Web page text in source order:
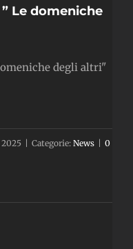
Le domeniche
degli altri"
Categorie: News 0